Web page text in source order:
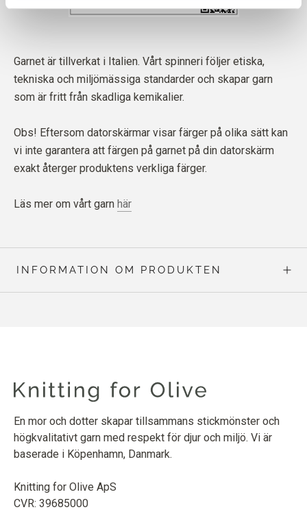
Garnet är tillverkat i Italien. Vårt spinneri följer etiska,
tekniska och miljömässiga standarder och skapar garn
som är fritt från skadliga kemikalier.
Obs! Eftersom datorskärmar visar färger på olika sätt kan
vi inte garantera att färgen på garnet på din datorskärm
exakt återger produktens verkliga färger.
Läs mer om vårt garn här
INFORMATION OM PRODUKTEN
En mor och dotter skapar tillsammans stickmönster och
högkvalitativt garn med respekt för djur och miljö. Vi är
baserade i Köpenhamn, Danmark.
Knitting for Olive ApS
CVR: 39685000